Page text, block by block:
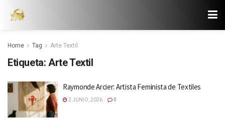
Home Tag Arte Textil
Etiqueta: Arte Textil
Raymonde Arcier: Artista Feminista de Textiles
2 JUNIO, 2026 0